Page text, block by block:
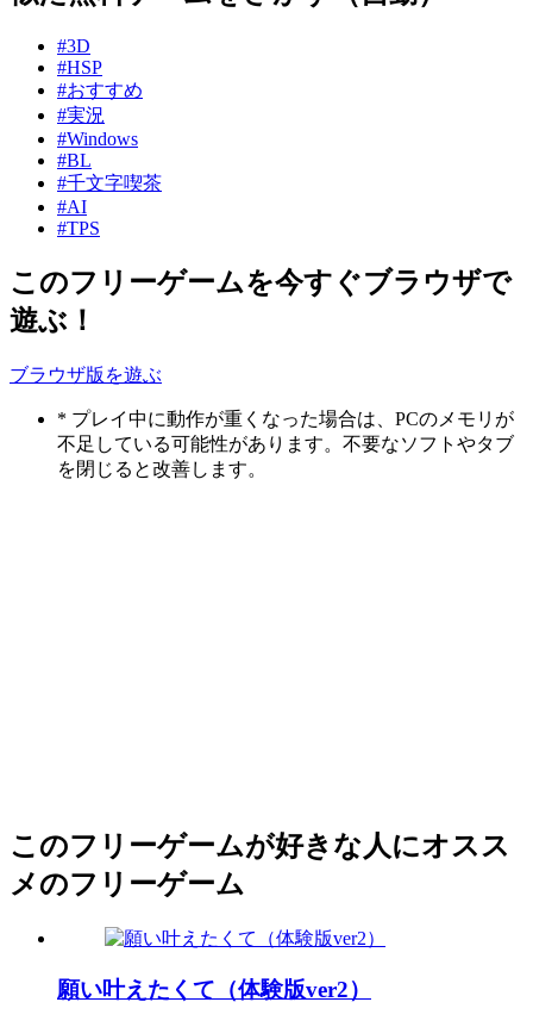
#3D
#HSP
#おすすめ
#実況
#Windows
#BL
#千文字喫茶
#AI
#TPS
このフリーゲームを今すぐブラウザで
遊ぶ！
ブラウザ版を遊ぶ
* プレイ中に動作が重くなった場合は、PCのメモリが
不足している可能性があります。不要なソフトやタブ
を閉じると改善します。
このフリーゲームが好きな人にオスス
メのフリーゲーム
願い叶えたくて（体験版ver2）